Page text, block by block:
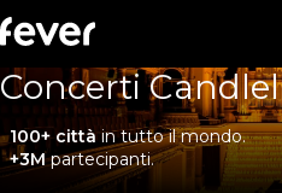
Concerti
100+ cittàin tutto il mondo.
+3Mpartecipanti.